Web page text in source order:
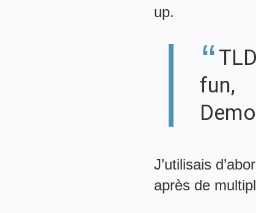
up.
fun,
J’utilisais
après de